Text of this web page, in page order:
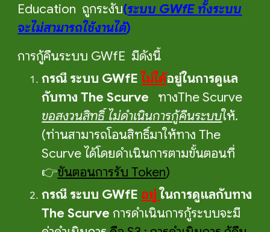
Education ถูกระงับ(ระบบ GWfE ทั้งระบบ
จะไม่สามารถใช้งานได้)
การกู้คืนระบบ GWfE มีดังนี้
กรณี ระบบ GWfEไม่ได้อยู่ในการดูแล
กับทาง The Scurve
ทางThe Scurve
ขอสงวนสิทธิ์ ไม่ดำเนินการกู้คืนระบบให้.
(ท่านสามารถโอนสิทธิ์มาให้ทาง The
Scurve ได้โดยดำเนินการตามขั้นตอนที่
👉ขั้นตอนการรับ Token)
กรณี ระบบ GWfE อยู่ในการดูแลกับทาง
The Scurve การดำเนินการกู้ระบบจะมี